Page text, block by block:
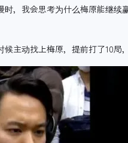
时，我会思考为什么梅原能继
主动找上梅原，提前打了10局